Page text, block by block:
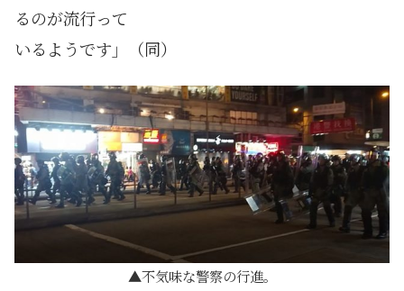
るのが流行って
いるようです」（同）
不気味な警察の行進。